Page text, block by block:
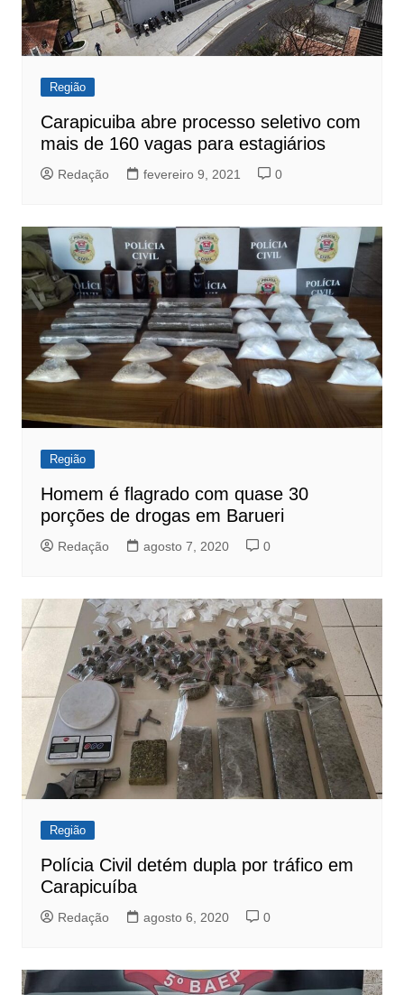
Região
Carapicuiba abre processo seletivo com
mais de 160 vagas para estagiários
Redação fevereiro 9, 2021 0
Região
Homem é flagrado com quase 30
porções de drogas em Barueri
Redação agosto 7, 2020 0
Região
Polícia Civil detém dupla por tráfico em
Carapicuíba
Redação agosto 6, 2020 0